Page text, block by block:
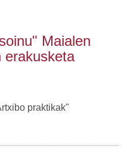
Maialen
erakusketa
praktikak"